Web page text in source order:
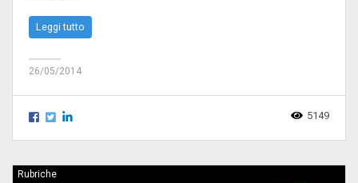
Leggi tutto
26/05/2014
5149
Rubriche